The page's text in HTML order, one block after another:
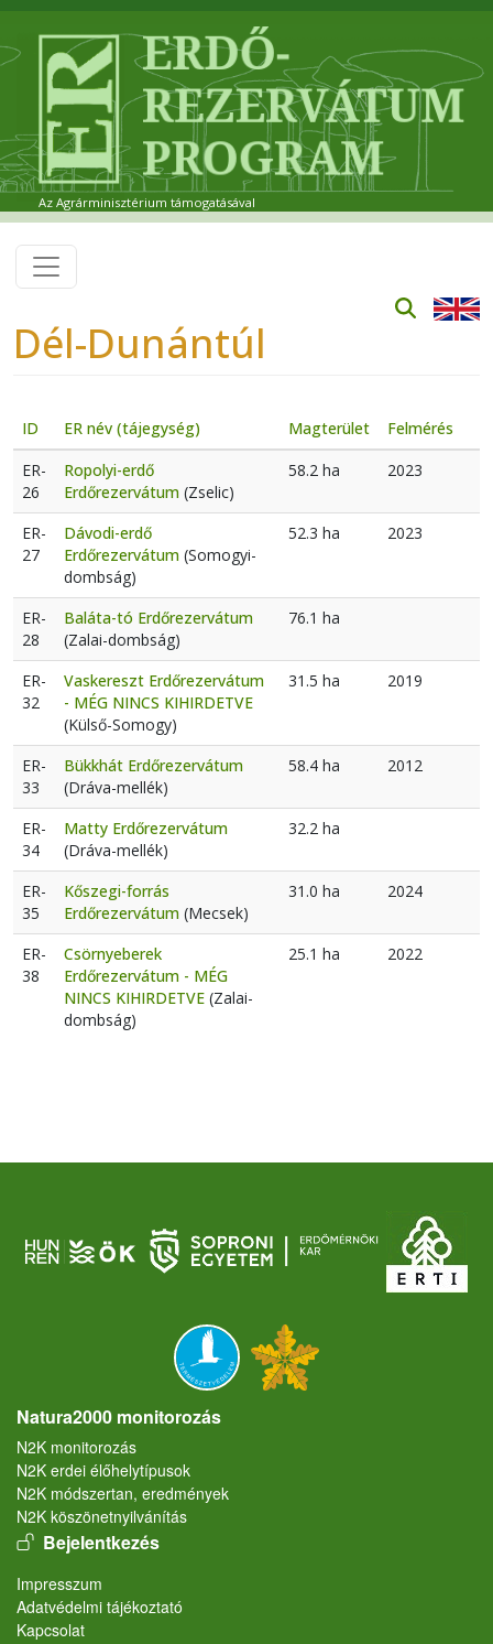
Az Agrárminisztérium támogatásával
Dél-Dunántúl
ID ER név (tájegység) Magterület
Felmérés
ER-
26
Ropolyi-erdő
Erdőrezervátum (Zselic)
58.2 ha 2023
ER-
27
Dávodi-erdő
Erdőrezervátum (Somogyi-
dombság)
52.3 ha 2023
ER-
28
Baláta-tó Erdőrezervátum
(Zalai-dombság)
76.1 ha
ER-
32
Vaskereszt Erdőrezervátum
- MÉG NINCS KIHIRDETVE
(Külső-Somogy)
31.5 ha 2019
ER-
33
Bükkhát Erdőrezervátum
(Dráva-mellék)
58.4 ha 2012
ER-
34
Matty Erdőrezervátum
(Dráva-mellék)
32.2 ha
ER-
35
Kőszegi-forrás
Erdőrezervátum (Mecsek)
31.0 ha 2024
ER-
38
Csörnyeberek
Erdőrezervátum - MÉG
NINCS KIHIRDETVE (Zalai-
dombság)
25.1 ha 2022
Natura2000 monitorozás
N2K monitorozás
N2K erdei élőhelytípusok
N2K módszertan, eredmények
N2K köszönetnyilvánítás
User account menu
Bejelentkezés
Lábléc
Impresszum
Adatvédelmi tájékoztató
Kapcsolat